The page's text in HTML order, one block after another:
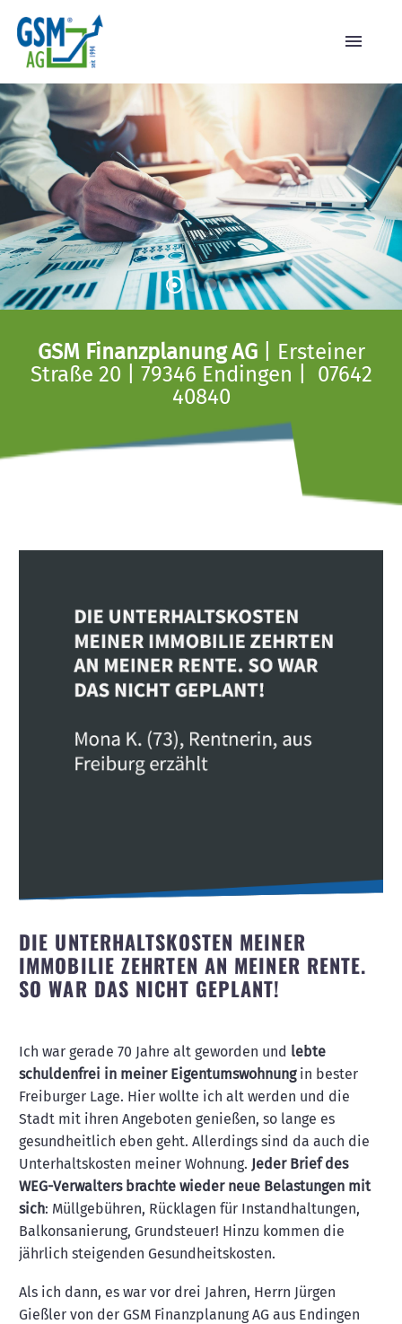
GSM Finanzplanung AG| Ersteiner
Straße 20 | 79346 Endingen | 07642
40840
DIE UNTERHALTSKOSTEN MEINER
IMMOBILIE ZEHRTEN AN MEINER RENTE.
SO WAR DAS NICHT GEPLANT!
Ich war gerade 70 Jahre alt geworden und lebte
schuldenfrei in meiner Eigentumswohnungin bester
Freiburger Lage. Hier wollte ich alt werden und die
Stadt mit ihren Angeboten genießen, so lange es
gesundheitlich eben geht. Allerdings sind da auch die
Unterhaltskosten meiner Wohnung. Jeder Brief des
WEG-Verwalters brachte wieder neue Belastungen mit
sich: Müllgebühren, Rücklagen für Instandhaltungen,
Balkonsanierung, Grundsteuer! Hinzu kommen die
jährlich steigenden Gesundheitskosten.
Als ich dann, es war vor drei Jahren, Herrn Jürgen
Gießler von der GSM Finanzplanung AG aus Endingen